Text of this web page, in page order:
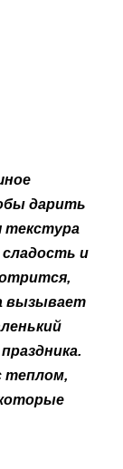
дарить
текстура
и
вызывает
теплом,